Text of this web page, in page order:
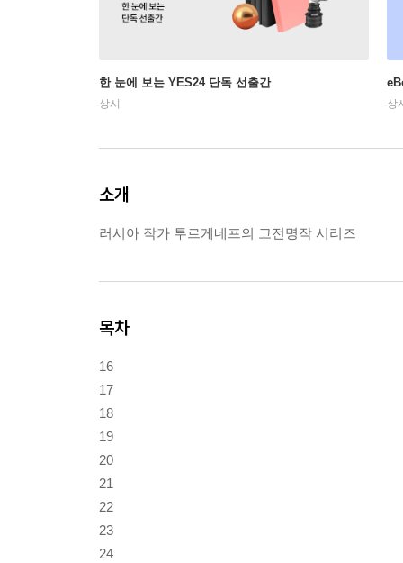
한 눈에 보는 YES24 단독 선출간
상시 상
소개
러시아 작가 투르게네프의 고전명작 시리즈
목차
16
17
18
19
20
21
22
23
24